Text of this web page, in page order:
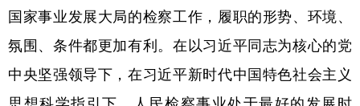
国家事业发展大局的检察工作，履职的形势、环境、
氛围、条件都更加有利。在以习近平同志为核心的党
中央坚强领导下，在习近平新时代中国特色社会主义